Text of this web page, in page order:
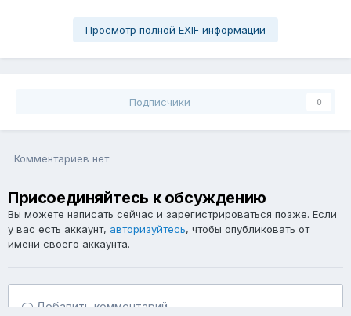
Просмотр полной EXIF информации
Подписчики 0
Комментариев нет
Присоединяйтесь к обсуждению
Вы можете написать сейчас и зарегистрироваться позже. Если
у вас есть аккаунт, авторизуйтесь, чтобы опубликовать от
имени своего аккаунта.
Добавить комментарий...